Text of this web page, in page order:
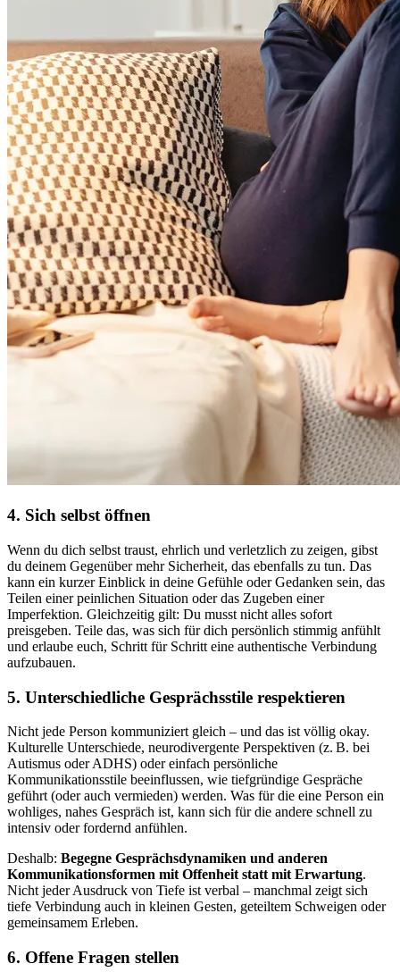
4. Sich selbst öffnen
Wenn du dich selbst traust, ehrlich und verletzlich zu zeigen, gibst
du deinem Gegenüber mehr Sicherheit, das ebenfalls zu tun. Das
kann ein kurzer Einblick in deine Gefühle oder Gedanken sein, das
Teilen einer peinlichen Situation oder das Zugeben einer
Imperfektion. Gleichzeitig gilt: Du musst nicht alles sofort
preisgeben. Teile das, was sich für dich persönlich stimmig anfühlt
und erlaube euch, Schritt für Schritt eine authentische Verbindung
aufzubauen.
5. Unterschiedliche Gesprächsstile respektieren
Nicht jede Person kommuniziert gleich – und das ist völlig okay.
Kulturelle Unterschiede, neurodivergente Perspektiven (z. B. bei
Autismus oder ADHS) oder einfach persönliche
Kommunikationsstile beeinflussen, wie tiefgründige Gespräche
geführt (oder auch vermieden) werden. Was für die eine Person ein
wohliges, nahes Gespräch ist, kann sich für die andere schnell zu
intensiv oder fordernd anfühlen.
Deshalb: Begegne Gesprächsdynamiken und anderen
Kommunikationsformen mit Offenheit statt mit Erwartung.
Nicht jeder Ausdruck von Tiefe ist verbal – manchmal zeigt sich
tiefe Verbindung auch in kleinen Gesten, geteiltem Schweigen oder
gemeinsamem Erleben.
6. Offene Fragen stellen